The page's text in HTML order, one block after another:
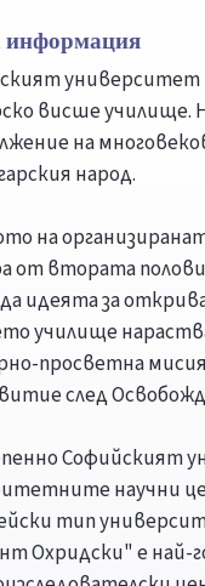
висше
на
народ.
на
от втората
идеята за
училище
просветна
след
Софийският
научни
тип
Охридски" е най-